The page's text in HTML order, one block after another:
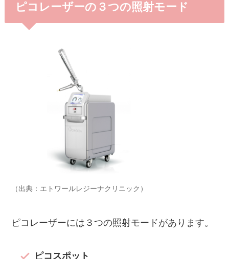
ピコレーザーの３つの照射モード
（出典：エトワールレジーナクリニック）
ピコレーザーには３つの照射モードがあります。
ピコスポット